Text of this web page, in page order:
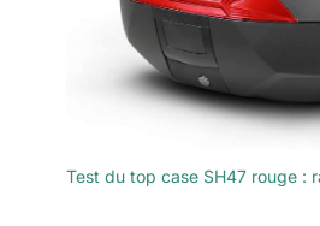
Test du top case SH47 rouge :